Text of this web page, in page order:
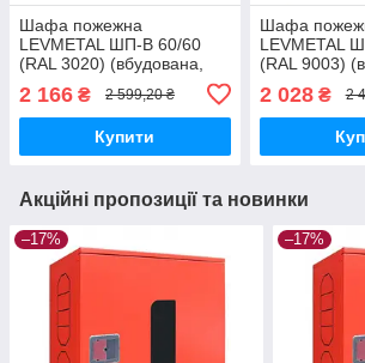
Шафа пожежна
LEVMETAL ШП-В 60/60
(RAL 3020) (вбудована,
червона, 600х600х230
мм)
2 166 ₴ 2 599,20 ₴
Купити
Шафа
LEVMETAL
(RAL 9003)
2 028₴ 2
Акційні пропозиції та новинки
–17% –17%